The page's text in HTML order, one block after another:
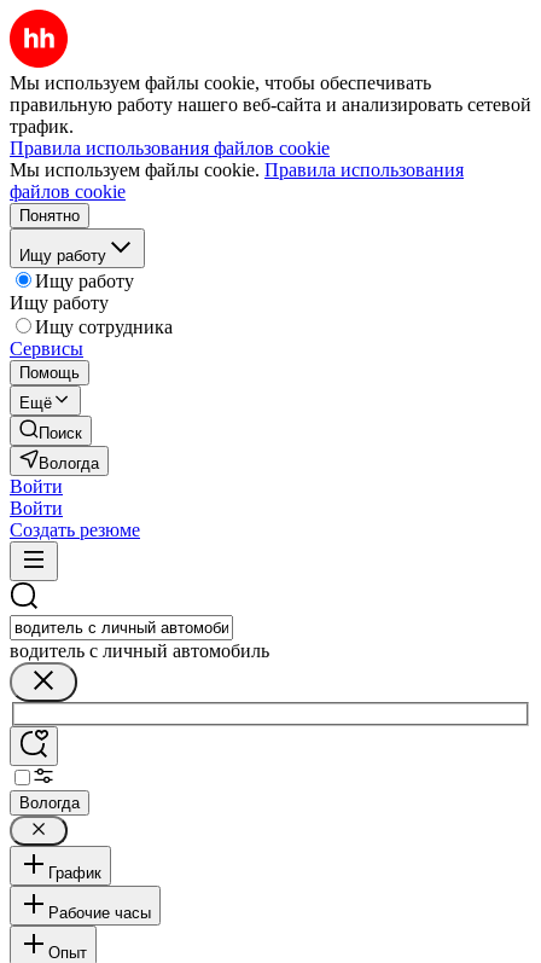
Мы используем файлы cookie, чтобы обеспечивать
правильную работу нашего веб-сайта и анализировать сетевой
трафик.
Правила использования файлов cookie
Мы используем файлы cookie. Правила использования
файлов cookie
Понятно
Ищу работу
Ищу работу
Ищу работу
Ищу сотрудника
Сервисы
Помощь
Ещё
Поиск
Вологда
Войти
Войти
Создать резюме
водитель с личный автомобиль
Вологда
График
Рабочие часы
Опыт